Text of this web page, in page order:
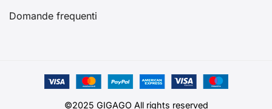
Domande frequenti
©2025 GIGAGO All rights reserved